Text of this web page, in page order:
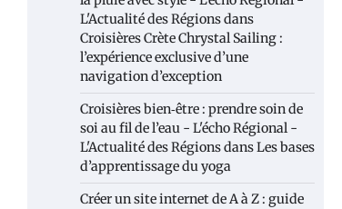
L'Actualité des Régionsdans
Croisières Crète Chrystal Sailing :
l’expérience exclusive d’une
navigation d’exception
Croisières bien‑être : prendre soin de
soi au fil de l’eau - L'écho Régional -
L'Actualité des RégionsdansLes bases
d’apprentissage du yoga
Créer un site internet de A à Z : guide